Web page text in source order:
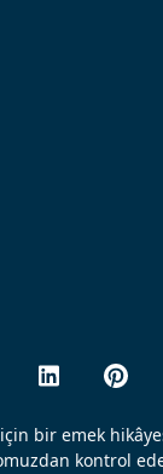
bir emek
kontrol